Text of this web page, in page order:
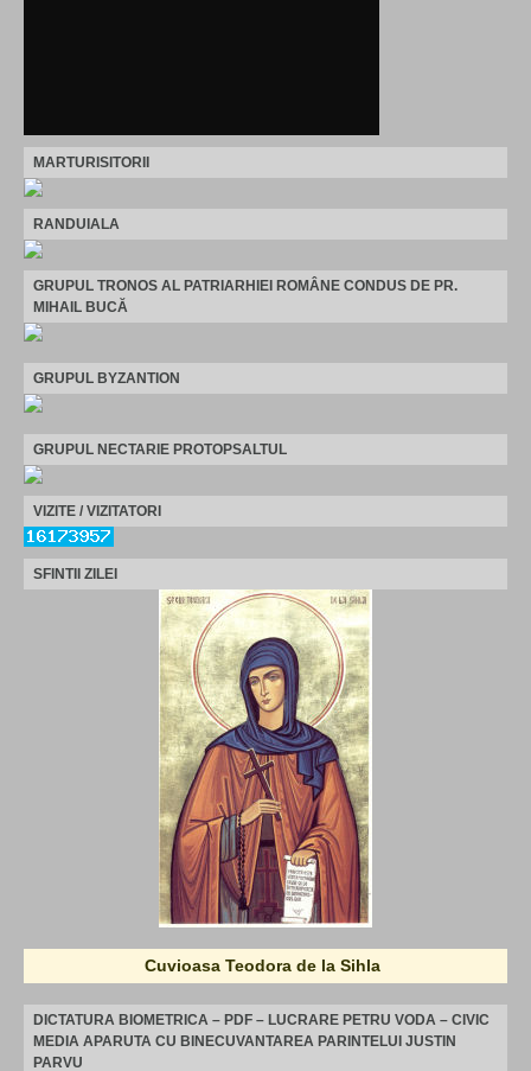
MARTURISITORII
RANDUIALA
GRUPUL TRONOS AL PATRIARHIEI ROMÂNE CONDUS DE PR.
MIHAIL BUCĂ
GRUPUL BYZANTION
GRUPUL NECTARIE PROTOPSALTUL
VIZITE / VIZITATORI
SFINTII ZILEI
Cuvioasa Teodora de la Sihla
DICTATURA BIOMETRICA – PDF – LUCRARE PETRU VODA – CIVIC
MEDIA APARUTA CU BINECUVANTAREA PARINTELUI JUSTIN
PARVU